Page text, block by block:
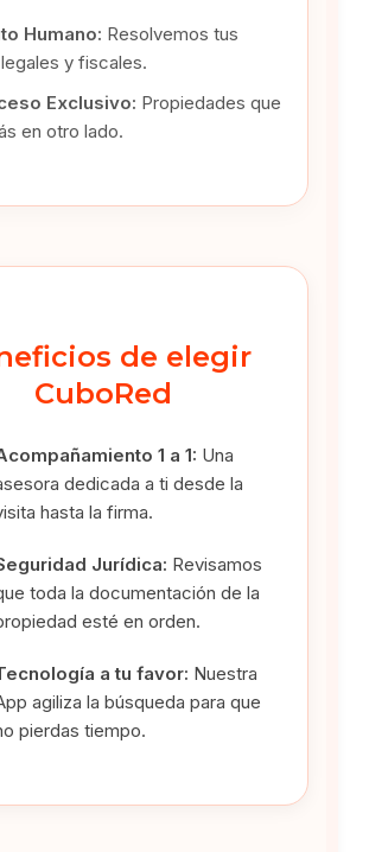
Humano: Resolvemos tus
y fiscales.
Exclusivo: Propiedades que
en otro lado.
de elegir
CuboRed
1 a 1: Una
dedicada a ti desde la
hasta la firma.
Jurídica: Revisamos
toda la documentación de la
esté en orden.
a tu favor: Nuestra
agiliza la búsqueda para que
pierdas tiempo.